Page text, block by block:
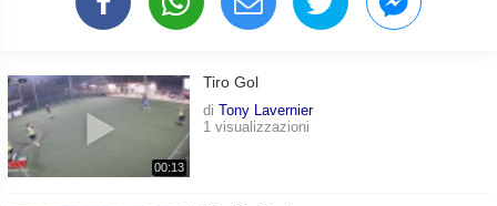
00:13
Tiro Gol
di Tony Lavernier
1 visualizzazioni